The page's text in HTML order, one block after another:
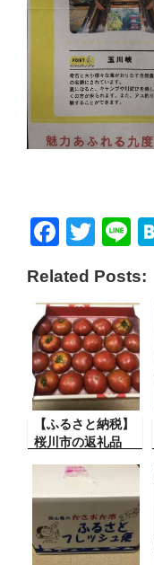
F
c
e
b
o
o
k
T
tt
er
Li
e
Related Posts:
【ふるさと納税】
桜川市の返礼品